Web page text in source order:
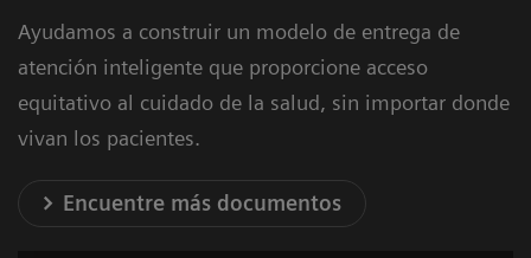
Ayudamos a construir un modelo de entrega de
atención inteligente que proporcione acceso
equitativo al cuidado de la salud, sin importar donde
vivan los pacientes.
Encuentre más documentos